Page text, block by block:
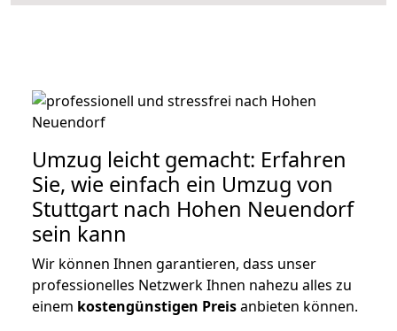
Umzug leicht gemacht: Erfahren
Sie, wie einfach ein Umzug von
Stuttgart nach Hohen Neuendorf
sein kann
Wir können Ihnen garantieren, dass unser
professionelles Netzwerk Ihnen nahezu alles zu
einem kostengünstigen Preisanbieten können.